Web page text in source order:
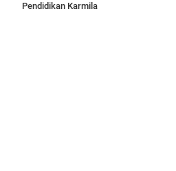
Pendidikan Karmila